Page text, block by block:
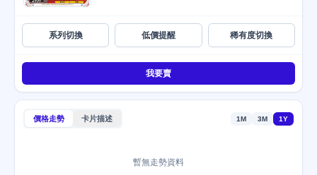
系列切換 低價提醒 稀有度切換
我要賣
價格走勢 卡片描述 1M 3M 1Y
暫無走勢資料